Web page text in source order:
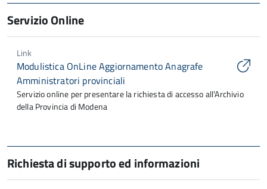
Servizio Online
Link
Modulistica OnLine Aggiornamento Anagrafe
Amministratori provinciali
Servizio online per presentare la richiesta di accesso all'Archivio
della Provincia di Modena
Richiesta di supporto ed informazioni